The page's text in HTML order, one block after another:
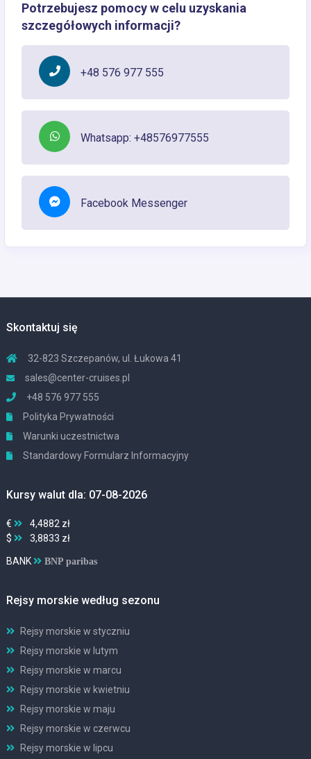
Potrzebujesz pomocy w celu uzyskania
szczegółowych informacji?
+48 576 977 555
Whatsapp: +48576977555
Facebook Messenger
Skontaktuj się
32-823 Szczepanów, ul. Łukowa 41
sales@center-cruises.pl
+48 576 977 555
Polityka Prywatności
Warunki uczestnictwa
Standardowy Formularz Informacyjny
Kursy walut dla: 07-08-2026
€
4,4882 zł
$
3,8833 zł
BANK BNP paribas
Rejsy morskie według sezonu
Rejsy morskie w styczniu
Rejsy morskie w lutym
Rejsy morskie w marcu
Rejsy morskie w kwietniu
Rejsy morskie w maju
Rejsy morskie w czerwcu
Rejsy morskie w lipcu